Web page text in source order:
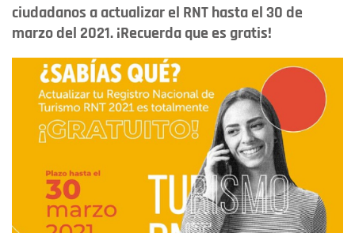
ciudadanos a actualizar el RNT hasta el 30 de
marzo del 2021. ¡Recuerda que es gratis!